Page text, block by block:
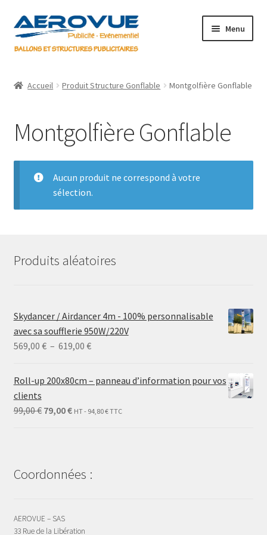
Aller
à
la
Aller
au
contenu
Menu
Informations
Mon compte
Accueil Produit Structure Gonflable Montgolfière Gonflable
Montgolfière Gonflable
Aucun produit ne correspond à votre
sélection.
Produits aléatoires
Skydancer / Airdancer 4m - 100% personnalisable
avec sa soufflerie 950W/220V
569,00 € – 619,00 €Plage
569,00 €
Roll-up 200x80cm – panneau d’information pour vos
clients
99,00€ Le
99,00 €.
79,00€Le
79,00 €.
HT - 94,80€TTC
Coordonnées :
AEROVUE – SAS
33 Rue de la Libération